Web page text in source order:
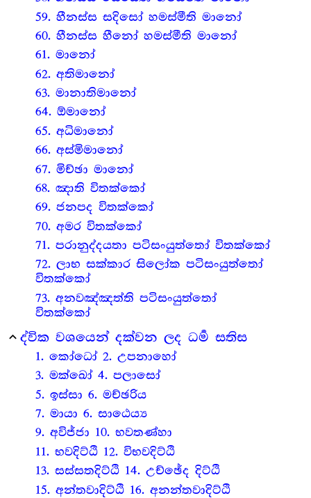
59. හීනස්ස සදිසෝ හමස්මීති මානෝ
60. හීනස්ස හීනෝ හමස්මීති මානෝ
61. මානෝ
62. අතිමානෝ
63. මානාතිමානෝ
64. ඕමානෝ
65. අධිමානෝ
66. අස්මිමානෝ
67. මිච්ඡා මානෝ
68. ඤාති විතක්කෝ
69. ජනපද විතක්කෝ
70. අමර විතක්කෝ
71. පරානුද්දයතා පටිසංයුත්තෝ විතක්කෝ
72. ලාභ සක්කාර සිලෝක පටිසංයුත්තෝ
විතක්කෝ
73. අනවඤ්ඤත්ති පටිසංයුත්තෝ
විතක්කෝ
expand_less ද්වික වශයෙන් දක්වන ලද ධර්‍ම සතිස
1. කෝධෝ 2. උපනාහෝ
3. මක්ඛෝ 4. පලාසෝ
5. ඉස්සා 6. මච්ඡරිය
7. මායා 6. සාඨෙය්‍ය
9. අවිජ්ජා 10. භවතණ්හා
11. භවදිට්ඨි 12. විභවදිට්ඨි
13. සස්සතදිට්ඨි 14. උච්ඡේද දිට්ඨි
15. අන්තවාදිට්ඨි 16. අනන්තවාදිට්ඨි